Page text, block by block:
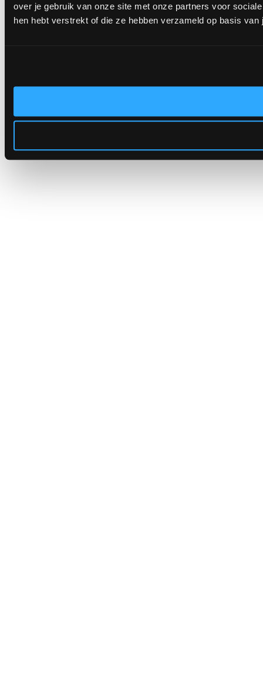
over je gebruik van onze site met onze partners voor
hen hebt verstrekt of die ze hebben verzameld op basis van